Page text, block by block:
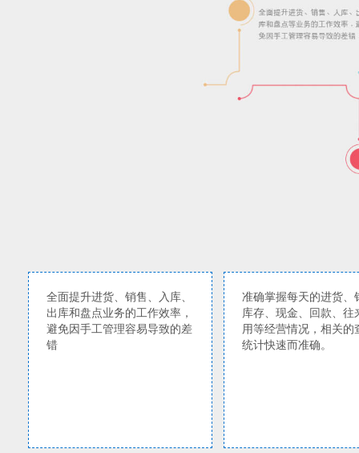
全面提升进货、销售、入库、
出库和盘点业务的工作效率，
避免因手工管理容易导致的差
错
准确掌握每天的进货、
库存、现金、回款、往
用等经营情况，相关的
统计快速而准确。